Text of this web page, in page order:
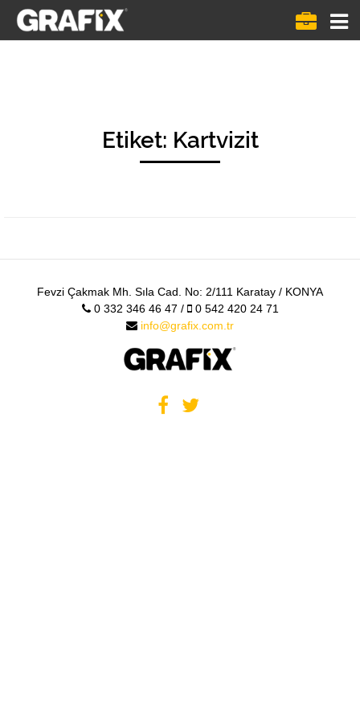
Etiket: Kartvizit
Fevzi Çakmak Mh. Sıla Cad. No: 2/111 Karatay / KONYA
0 332 346 46 47 / 0 542 420 24 71
info@grafix.com.tr